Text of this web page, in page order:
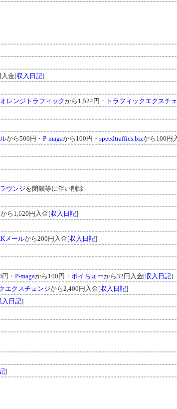
入金[収入日記]
オレンジトラフィックから1,524円・ トラフィックエクスチ
から500円・ P-magaから100円・ speedtraffics.bizから100円
ウンジを閉鎖等に伴い削除
から1,620円入金[収入日記]
メールから200円入金[収入日記]
・ P-magaから100円・ ポイちゅーから32円入金[収入日記]
エクスチェンジから2,400円入金[収入日記]
入日記]
]